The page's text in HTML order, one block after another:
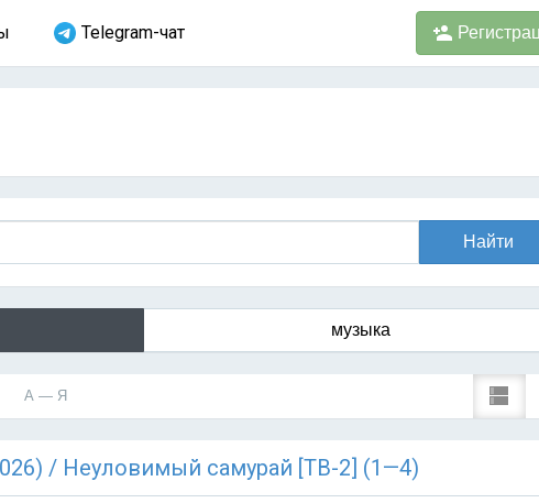
Telegram-чат
музыка
А — Я
/ Неуловимый самурай [ТВ-2] (1—4)